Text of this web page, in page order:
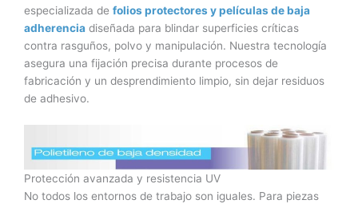
especializada defolios protectores y películas de baja
adherencia diseñada para blindar superficies críticas
contra rasguños, polvo y manipulación. Nuestra tecnología
asegura una fijación precisa durante procesos de
fabricación y un desprendimiento limpio, sin dejar residuos
de adhesivo.
Protección avanzada y resistencia UV
No todos los entornos de trabajo son iguales. Para piezas